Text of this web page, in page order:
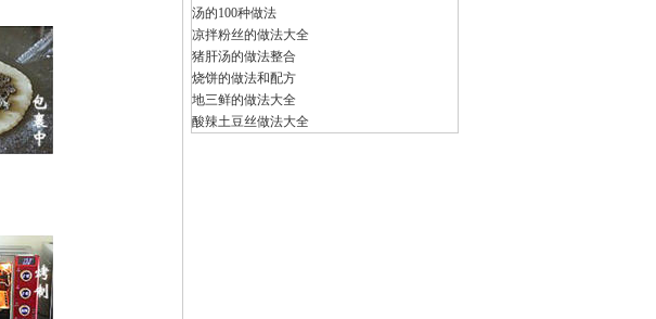
汤的100种做法
凉拌粉丝的做法大全
猪肝汤的做法整合
烧饼的做法和配方
地三鲜的做法大全
酸辣土豆丝做法大全